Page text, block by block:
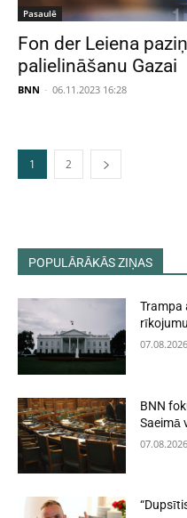
Pasaulē
Fon der Leiena
palielināšanu Gazai
BNN - 06.11.2023 16:28
1 2
POPULĀRĀKĀS ZIŅAS
Trampa
BNN
Saeimā